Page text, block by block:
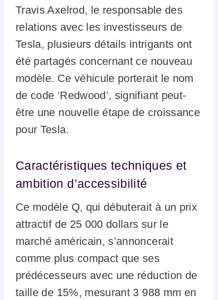
Travis Axelrod, le responsable des
relations avec les investisseurs de
Tesla, plusieurs détails intrigants ont
été partagés concernant ce nouveau
modèle. Ce véhicule porterait le nom
de code ‘Redwood’, signifiant peut-
être une nouvelle étape de croissance
pour Tesla.
Caractéristiques techniques et
ambition d’accessibilité
Ce modèle Q, qui débuterait à un prix
attractif de 25 000 dollars sur le
marché américain, s’annoncerait
comme plus compact que ses
prédécesseurs avec une réduction de
taille de 15%, mesurant 3 988 mm en